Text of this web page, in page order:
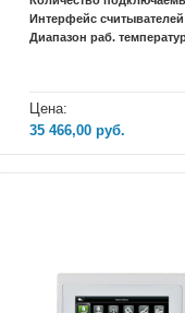
Интерфейс считывателей
Диапазон раб.
Цена:
35 466,00 руб.